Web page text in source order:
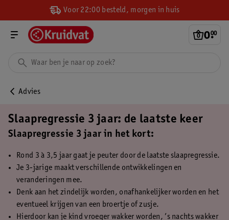
Voor 22:00 besteld, morgen in huis
0.
00
Advies
Slaapregressie 3 jaar: de laatste keer
Slaapregressie 3 jaar in het kort:
Rond 3 à 3,5 jaar gaat je peuter door de laatste slaapregressie.
Je 3-jarige maakt verschillende ontwikkelingen en
veranderingen mee.
Denk aan het zindelijk worden, onafhankelijker worden en het
eventueel krijgen van een broertje of zusje.
Hierdoor kan je kind vroeger wakker worden, ’s nachts wakker